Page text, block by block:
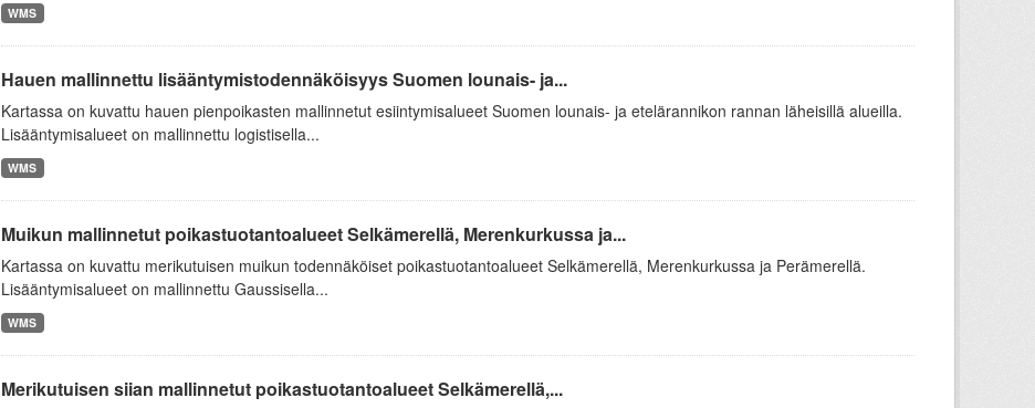
WMS
Hauen mallinnettu lisääntymistodennäköisyys Suomen lounais- ja...
Kartassa on kuvattu hauen pienpoikasten mallinnetut esiintymisalueet Suomen lounais- ja etelärannikon rannan läheisillä alueilla.
Lisääntymisalueet on mallinnettu logistisella...
WMS
Muikun mallinnetut poikastuotantoalueet Selkämerellä, Merenkurkussa ja...
Kartassa on kuvattu merikutuisen muikun todennäköiset poikastuotantoalueet Selkämerellä, Merenkurkussa ja Perämerellä.
Lisääntymisalueet on mallinnettu Gaussisella...
WMS
Merikutuisen siian mallinnetut poikastuotantoalueet Selkämerellä,...